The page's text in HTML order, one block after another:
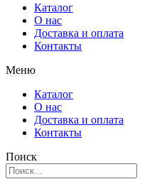
Каталог
О нас
Доставка и оплата
Контакты
Меню
Каталог
О нас
Доставка и оплата
Контакты
Поиск